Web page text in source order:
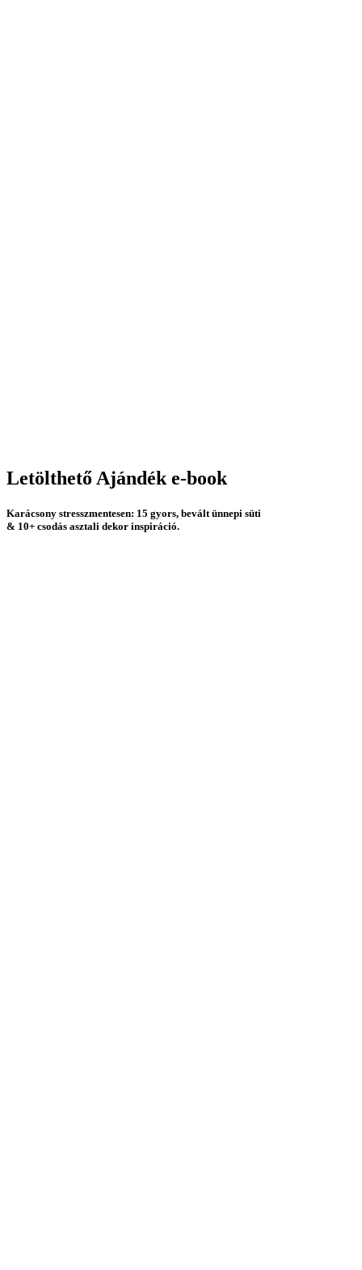
Letölthető Ajándék e-book
Karácsony stresszmentesen: 15 gyors, bevált ünnepi süti
& 10+ csodás asztali dekor inspiráció.